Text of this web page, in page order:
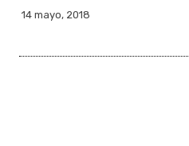
14 mayo, 2018